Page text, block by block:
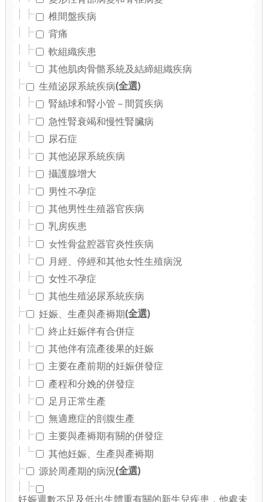
椎間盤疾病
背痛
軟組織疾患
其他肌肉骨骼系統及結締組織疾病
生殖泌尿系統疾病(全選)
腎絲球和腎小管－間質疾病
急性腎衰竭和慢性腎臟病
尿石症
其他泌尿系統疾病
攝護腺增大
男性不孕症
其他男性生殖器官疾病
乳房疾患
女性骨盆腔器官炎性疾病
月經、停經和其他女性生殖病況
女性不孕症
其他生殖泌尿系統疾病
妊娠、生產與產褥期(全選)
終止妊娠伴有合併症
其他伴有流產後果的妊娠
主要在產前期的妊娠併發症
產程和分娩的併發症
足月正常生產
無適應症的剖腹生產
主要與產褥期有關的併發症
其他妊娠、生產與產褥期
源於周產期的病況(全選)
妊娠週數不足及低出生體重有關的新生兒疾患，他處未